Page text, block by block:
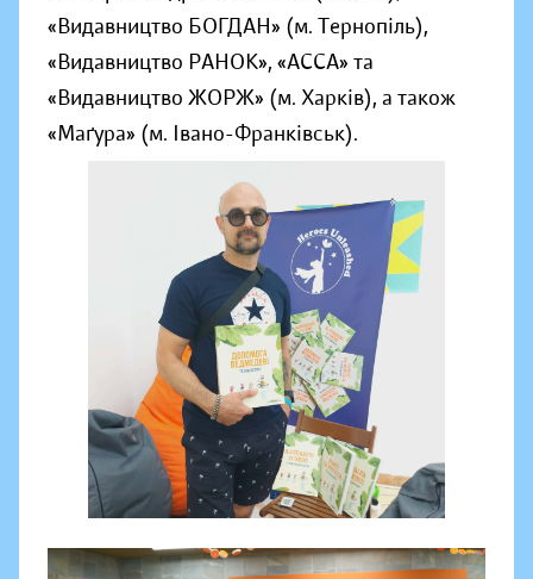
«Видавництво БОГДАН» (м. Тернопіль),
«Видавництво РАНОК», «АССА» та
«Видавництво ЖОРЖ» (м. Харків), а також
«Маґура» (м. Івано-Франківськ).